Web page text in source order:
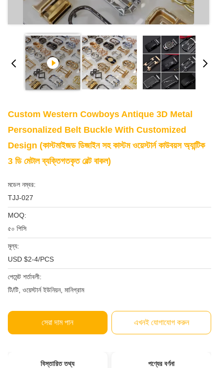
Custom Western Cowboys Antique 3D Metal
Personalized Belt Buckle With Customized
Design (কাস্টমাইজড ডিজাইন সহ কাস্টম ওয়েস্টার্ন কাউবয়স অ্যান্টিক
3 ডি মেটাল ব্যক্তিগতকৃত বেল্ট বাকল)
মডেল নম্বর:
TJJ-027
MOQ:
৫০ পিসি
মূল্য:
USD $2-4/PCS
পেমেন্ট শর্তাবলী:
টি/টি, ওয়েস্টার্ন ইউনিয়ন, মানিগ্রাম
সেরা দাম পান এখনই যোগাযোগ করুন
বিস্তারিত তথ্য পণ্যের বর্ণনা